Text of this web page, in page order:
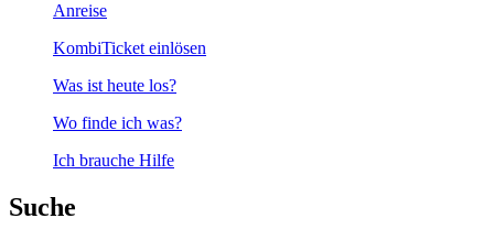
Anreise
KombiTicket einlösen
Was ist heute los?
Wo finde ich was?
Ich brauche Hilfe
Suche